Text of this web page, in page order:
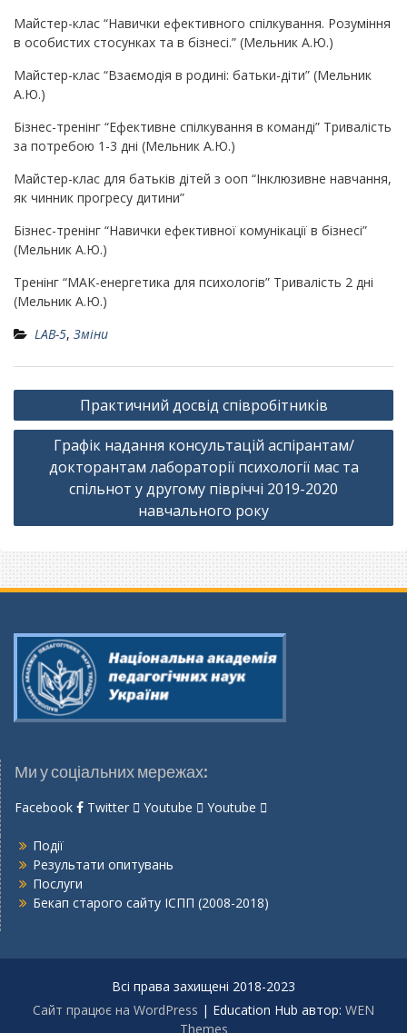
Майстер-клас “Навички ефективного спілкування. Розуміння
в особистих стосунках та в бізнесі.” (Мельник А.Ю.)
Майстер-клас “Взаємодія в родині: батьки-діти” (Мельник
А.Ю.)
Бізнес-тренінг “Ефективне спілкування в команді” Тривалість
за потребою 1-3 дні (Мельник А.Ю.)
Майстер-клас для батьків дітей з ооп “Інклюзивне навчання,
як чинник прогресу дитини”
Бізнес-тренінг “Навички ефективної комунікації в бізнесі”
(Мельник А.Ю.)
Тренінг “МАК-енергетика для психологів” Тривалість 2 дні
(Мельник А.Ю.)
LAB-5, Зміни
Навігація
записів
Практичний досвід співробітників
Графік надання консультацій аспірантам/
докторантам лабораторії психології мас та
спільнот у другому півріччі 2019-2020
навчального року
Ми у соціальних мережах:
Facebook Twitter Youtube Youtube
Події
Результати опитувань
Послуги
Бекап старого сайту ІСПП (2008-2018)
Всі права захищені 2018-2023
Сайт працює на WordPress | Education Hub автор: WEN
Themes